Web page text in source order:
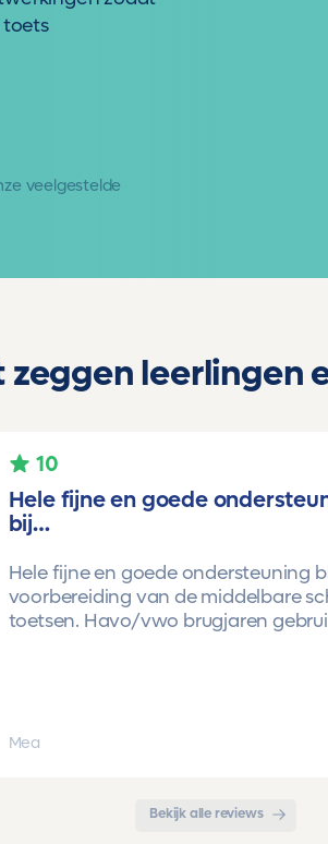
veelgestelde
zeggen leerlingen
10
Hele fijne en goede
bij…
Hele fijne en goede ondersteuning
voorbereiding van de middelbare
toetsen. Havo/vwo brugjaren
opgebouwd. Goede snelle
Mea
Bekijk alle reviews